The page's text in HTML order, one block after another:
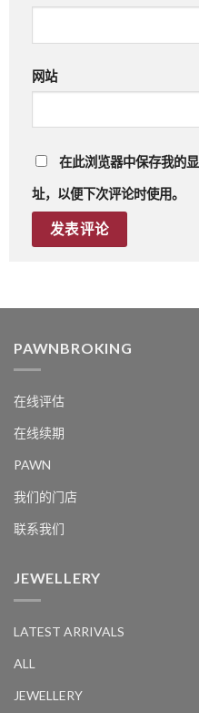
网站
在此浏览器中保存我的
址，以便下次评论时使用。
PAWNBROKING
在线评估
在线续期
PAWN
我们的门店
联系我们
JEWELLERY
LATEST ARRIVALS
ALL
JEWELLERY